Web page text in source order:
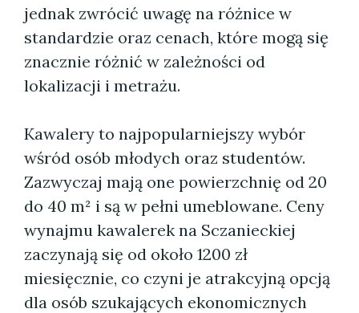
jednak zwrócić uwagę na różnice w
standardzie oraz cenach, które mogą się
znacznie różnić w zależności od
lokalizacji i metrażu.
Kawalery to najpopularniejszy wybór
wśród osób młodych oraz studentów.
Zazwyczaj mają one powierzchnię od 20
do 40 m² i są w pełni umeblowane. Ceny
wynajmu kawalerek na Sczanieckiej
zaczynają się od około 1200 zł
miesięcznie, co czyni je atrakcyjną opcją
dla osób szukających ekonomicznych